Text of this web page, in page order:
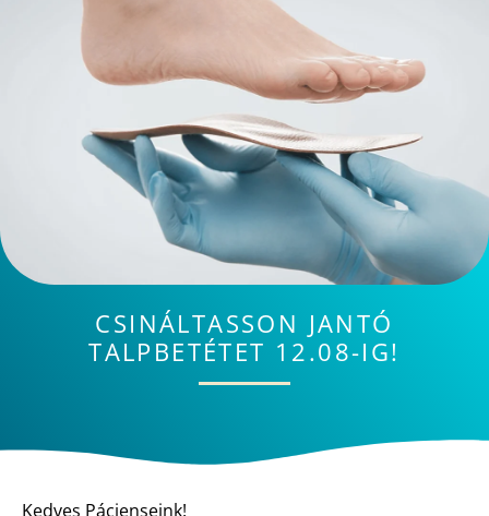
CSINÁLTASSON JANTÓ
TALPBETÉTET 12.08-IG!
Kedves Pácienseink!